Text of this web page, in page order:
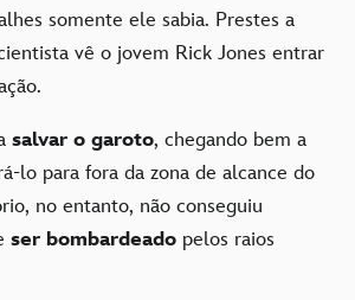
somente ele sabia. Prestes a
vê o jovem Rick Jones entrar
salvar o garoto, chegando bem a
lo para fora da zona de alcance do
no entanto, não conseguiu
ser bombardeado pelos raios